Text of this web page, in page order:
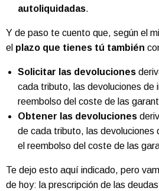
autoliquidadas.
Y de paso te cuento que, según el
el plazo que tienes tú también
Solicitar las devoluciones
cada tributo, las devoluciones de
reembolso del coste de las
Obtener las devoluciones
de cada tributo, las devoluciones
el reembolso del coste de las
Te dejo esto aquí indicado, pero
de hoy: la prescripción de las